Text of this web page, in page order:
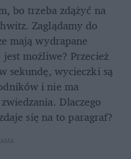
bo trzeba zdążyć na
Zaglądamy do
mają wydrapane
możliwe? Przecież
sekundę, wycieczki są
i nie ma
Dlaczego
się na to paragraf?